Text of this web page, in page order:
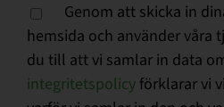
Genom att skicka in
hemsida och använder våra
du till att vi samlar in data
integritetspolicy förklarar vi